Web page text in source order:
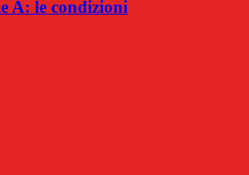
A: le condizioni